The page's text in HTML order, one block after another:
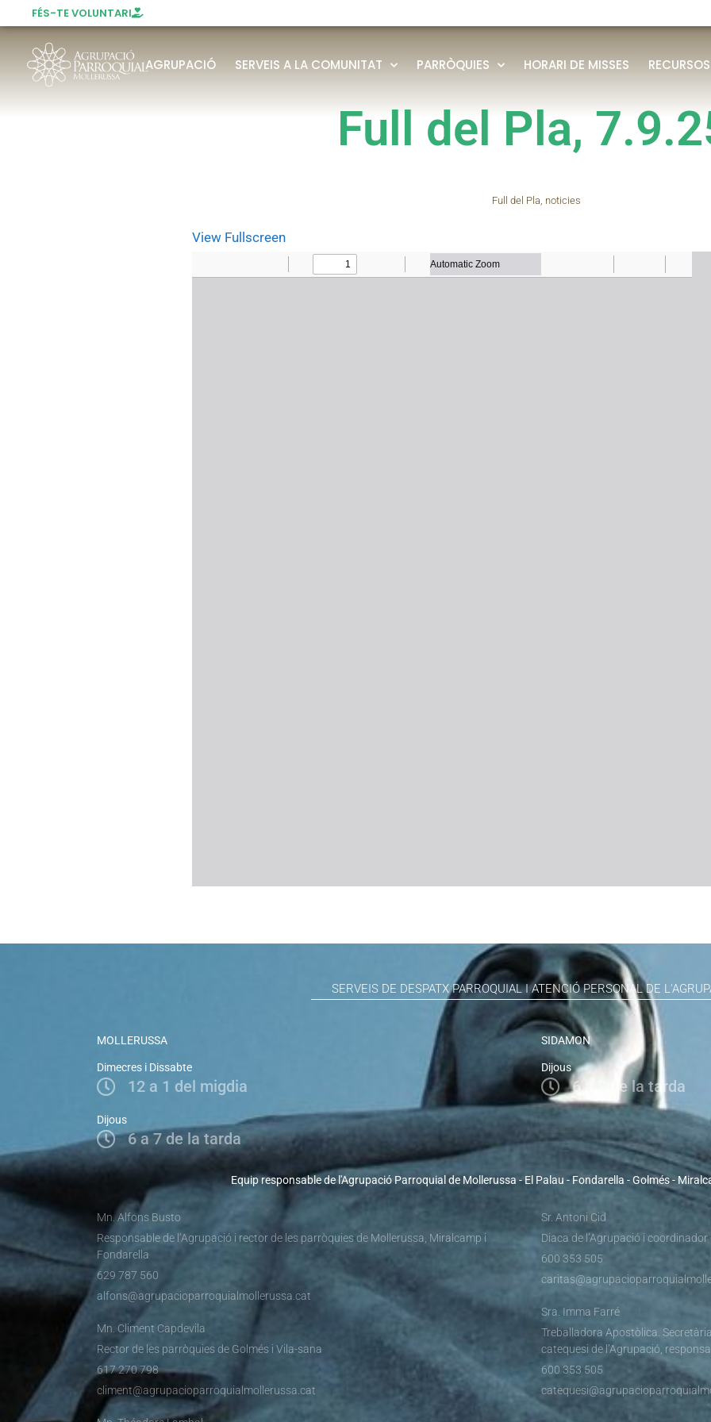
FÉS-TE VOLUNTARI
AGRUPACIÓ SERVEIS A LA COMUNITAT PARRÒQUIES HORARI DE MISSES RECURSOS
Full del Pla,
Full del Pla, noticies
View Fullscreen
SERVEIS DE DESPATX PARROQUIAL I ATENCIÓ PERSONAL DE
MOLLERUSSA
Dimecres i Dissabte
12 a 1 del migdia
Dijous
6 a 7 de la tarda
SIDAMON
Dijous
6 a 7 de la tarda
Equip responsable de l'Agrupació Parroquial de Mollerussa - El Palau - Fondarella - Golmés -
Mn. Alfons Busto
Responsable de l’Agrupació i rector de les parròquies de Mollerussa, Miralcamp i
Fondarella
629 787 560
alfons@agrupacioparroquialmollerussa.cat
Mn. Climent Capdevila
Rector de les parròquies de Golmés i Vila-sana
617 270 798
climent@agrupacioparroquialmollerussa.cat
Sr. Antoni Cid
Diaca de l’Agrupació i
600 353 505
Sra. Imma Farré
Treballadora Apostòlica.
catequesi de l’Agrupació,
600 353 505